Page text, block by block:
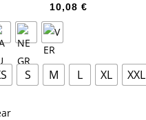
10,08€
S M L XL XXL